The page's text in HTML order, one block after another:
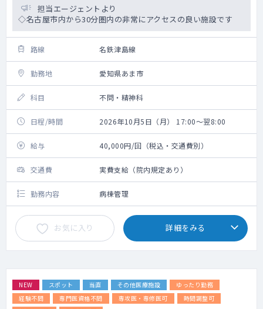
担当エージェントより
◇名古屋市内から30分圏内の非常にアクセスの良い施設です
路線 名鉄津島線
勤務地 愛知県あま市
科目 不問・精神科
日程/時間 2026年10月5日（月） 17:00～翌8:00
給与 40,000円/回（税込・交通費別）
交通費 実費支給（院内規定あり）
勤務内容 病棟管理
お気に入り 詳細をみる
NEW スポット 当直 その他医療施設
ゆったり勤務
経験不問
専門医資格不問 専攻医・専修医可
時間調整可